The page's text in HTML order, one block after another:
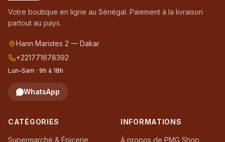
Votre boutique en ligne au Sénégal. Paiement à la livraison
partout au pays.
Hann Maristes 2 — Dakar
+221771678392
Lun–Sam · 9h à 18h
WhatsApp
CATÉGORIES
Supermarché & Épicerie
INFORMATIONS
À propos de PMG Shop